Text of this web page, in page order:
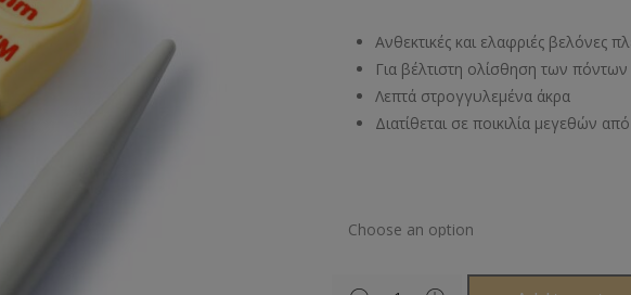
Άλλα Υλικά
Ανθεκτικές και ελαφριές βελόνες
Για βέλτιστη ολίσθηση των πόντων
Λεπτά στρογγυλεμένα άκρα
Διατίθεται σε ποικιλία μεγεθών